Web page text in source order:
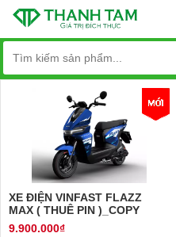
XE ĐIỆN VINFAST FLAZZ
MAX ( THUÊ PIN )_COPY
9.900.000₫